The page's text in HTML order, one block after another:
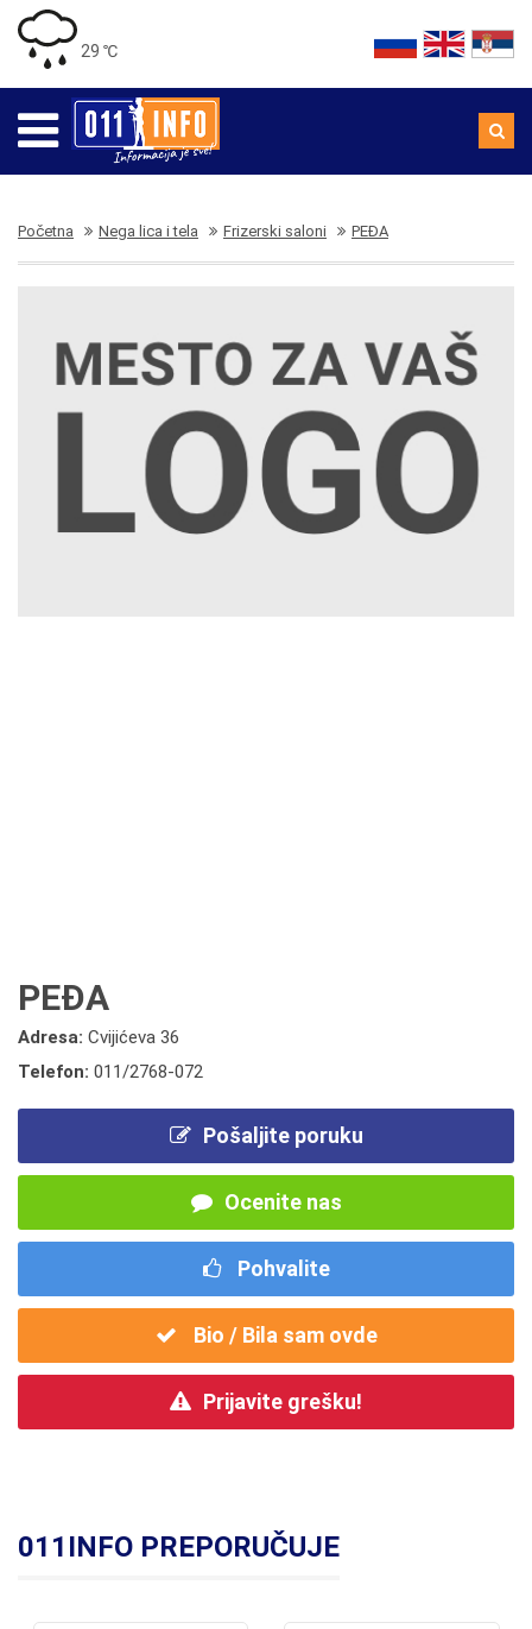
29 ℃
Početna Nega lica i tela Frizerski saloni PEĐA
PEĐA
Adresa: Cvijićeva 36
Telefon: 011/2768-072
Pošaljite poruku
Ocenite nas
Pohvalite
Bio / Bila sam ovde
Prijavite grešku!
011INFO PREPORUČUJE